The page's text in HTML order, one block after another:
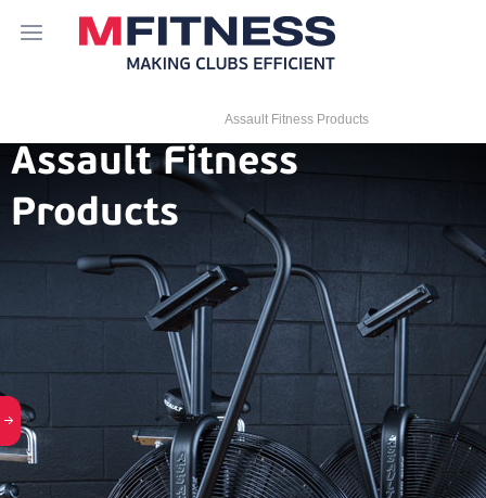
Assault Fitness Products
Assault Fitness
Products